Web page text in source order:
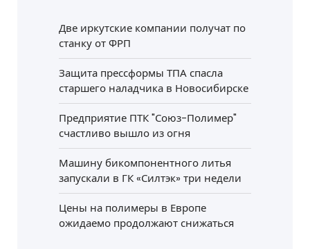
Две иркутские компании получат по
станку от ФРП
Защита прессформы ТПА спасла
старшего наладчика в Новосибирске
Предприятие ПТК "Союз-Полимер"
счастливо вышло из огня
Машину бикомпонентного литья
запускали в ГК «Силтэк» три недели
Цены на полимеры в Европе
ожидаемо продолжают снижаться